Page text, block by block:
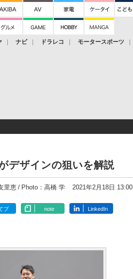
ナビ ドラレコ モータースポーツ
デザインの狙いを解説
里恵 Photo：高橋 学 2021年2月18日 13:00
ブ note LinkedIn